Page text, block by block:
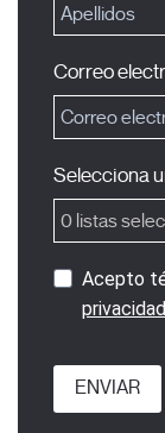
Correo
Selecciona
0 listas
Acepto
privacidad
ENVIAR